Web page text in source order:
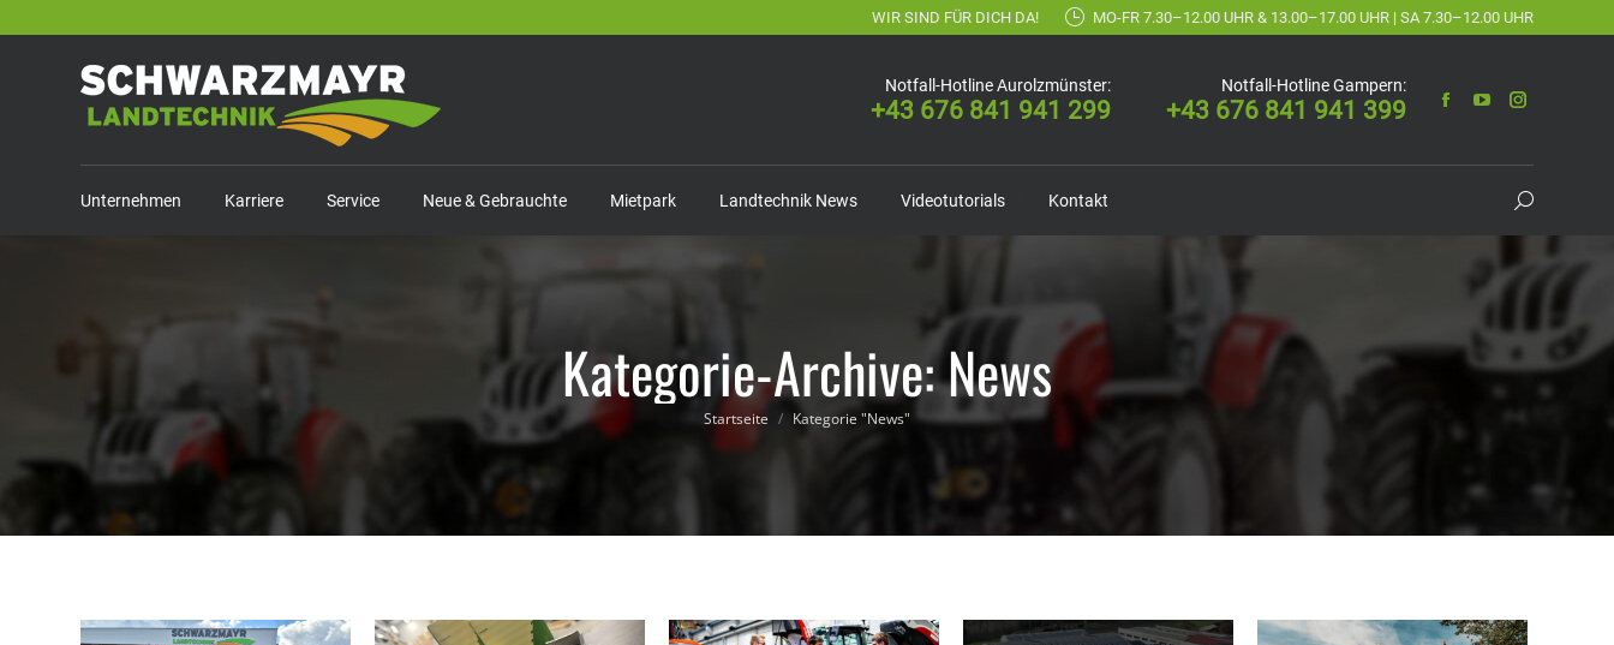
WIR SIND FÜR DICH DA! MO-FR 7.30–12.00 UHR & 13.00–17.00 UHR | SA 7.30–12.00 UHR
Notfall-Hotline Aurolzmünster:
+43 676 841 941 299
Notfall-Hotline Gampern:
+43 676 841 941 399
Unternehmen Karriere Service Neue & Gebrauchte Mietpark Landtechnik News Videotutorials Kontakt Suchen:
Kategorie-Archive:News
Du bist hier:
Startseite Kategorie "News"